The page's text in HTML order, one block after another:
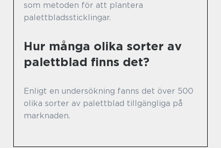
som metoden för att plantera
palettbladssticklingar.
Hur många olika sorter av
palettblad finns det?
Enligt en undersökning fanns det över 500
olika sorter av palettblad tillgängliga på
marknaden.